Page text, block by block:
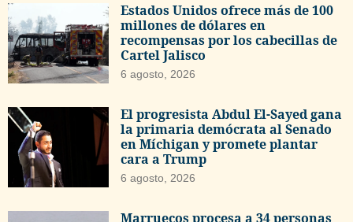
Estados Unidos ofrece más de 100
millones de dólares en
recompensas por los cabecillas de
Cartel Jalisco
6 agosto, 2026
El progresista Abdul El-Sayed gana
la primaria demócrata al Senado
en Míchigan y promete plantar
cara a Trump
6 agosto, 2026
Marruecos procesa a 34 personas